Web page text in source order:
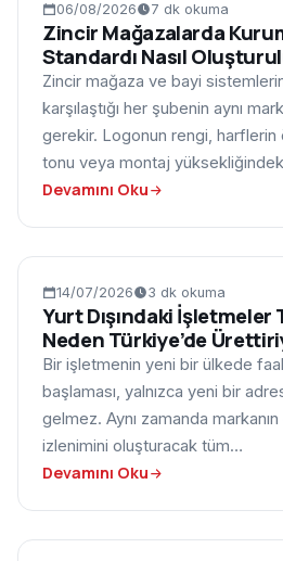
06/08/2026 7 dk okuma
Zincir Mağazalarda
Standardı Nasıl
Zincir mağaza ve bayi
karşılaştığı her şubenin aynı
gerekir. Logonun rengi, harflerin
tonu veya montaj
Devamını Oku
TABELA
14/07/2026 3 dk okuma
Yurt Dışındaki İşletmeler
Neden Türkiye’de
Bir işletmenin yeni bir ülkede
başlaması, yalnızca yeni bir
gelmez. Aynı zamanda
izlenimini oluşturacak tüm…
Devamını Oku